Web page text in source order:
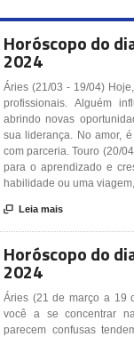
Horóscopo do
2024
Áries (21/03 - 19/04)
profissionais. Alguém
abrindo novas
sua liderança. No amor,
com parceria. Touro (20/
para o aprendizado e
habilidade ou uma
 Leia mais
Horóscopo do
2024
Áries (21 de março a 19
você a se concentrar
parecem confusas